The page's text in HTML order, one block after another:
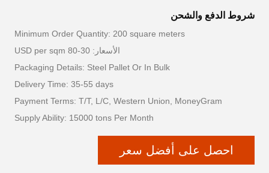
شروط الدفع والشحن
Minimum Order Quantity: 200 square meters
الأسعار: 30-80 USD per sqm
Packaging Details: Steel Pallet Or In Bulk
Delivery Time: 35-55 days
Payment Terms: T/T, L/C, Western Union, MoneyGram
Supply Ability: 15000 tons Per Month
احصل على أفضل سعر